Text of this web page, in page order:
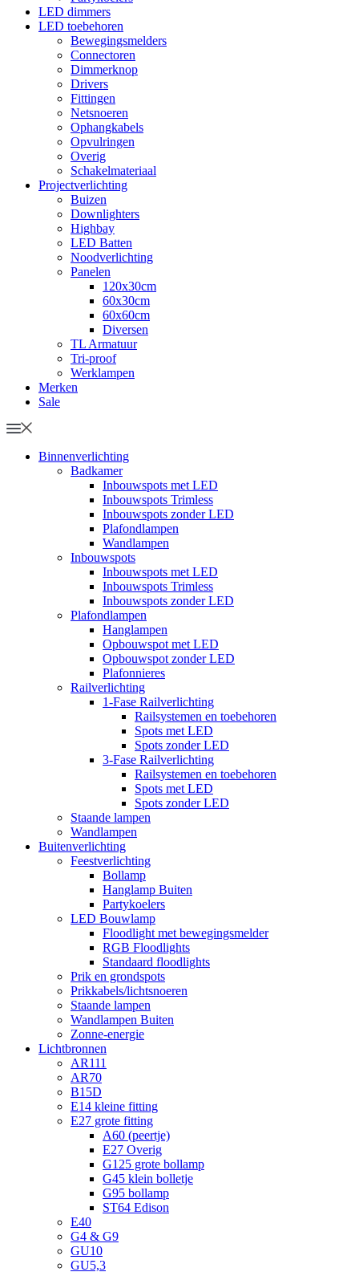
LED dimmers
LED toebehoren
Bewegingsmelders
Connectoren
Dimmerknop
Drivers
Fittingen
Netsnoeren
Ophangkabels
Opvulringen
Overig
Schakelmateriaal
Projectverlichting
Buizen
Downlighters
Highbay
LED Batten
Noodverlichting
Panelen
120x30cm
60x30cm
60x60cm
Diversen
TL Armatuur
Tri-proof
Werklampen
Merken
Sale
Binnenverlichting
Badkamer
Inbouwspots met LED
Inbouwspots Trimless
Inbouwspots zonder LED
Plafondlampen
Wandlampen
Inbouwspots
Inbouwspots met LED
Inbouwspots Trimless
Inbouwspots zonder LED
Plafondlampen
Hanglampen
Opbouwspot met LED
Opbouwspot zonder LED
Plafonnieres
Railverlichting
1-Fase Railverlichting
Railsystemen en toebehoren
Spots met LED
Spots zonder LED
3-Fase Railverlichting
Railsystemen en toebehoren
Spots met LED
Spots zonder LED
Staande lampen
Wandlampen
Buitenverlichting
Feestverlichting
Bollamp
Hanglamp Buiten
Partykoelers
LED Bouwlamp
Floodlight met bewegingsmelder
RGB Floodlights
Standaard floodlights
Prik en grondspots
Prikkabels/lichtsnoeren
Staande lampen
Wandlampen Buiten
Zonne-energie
Lichtbronnen
AR111
AR70
B15D
E14 kleine fitting
E27 grote fitting
A60 (peertje)
E27 Overig
G125 grote bollamp
G45 klein bolletje
G95 bollamp
ST64 Edison
E40
G4 & G9
GU10
GU5,3